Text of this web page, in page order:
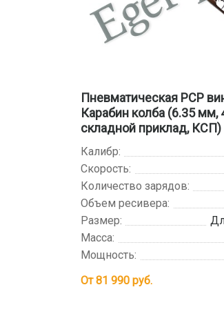
Пневматическая PCP
Карабин колба (6.35 мм,
складной приклад, КСП)
Калибр:
Скорость:
Количество зарядов:
Объем ресивера:
Размер:
Масса:
Мощность:
От81 990 руб.